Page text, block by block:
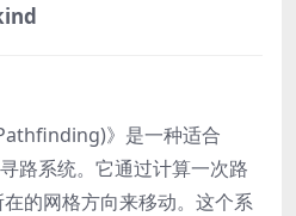
》是一种适合
路系统。它通过计算一次路
的网格方向来移动。这个系